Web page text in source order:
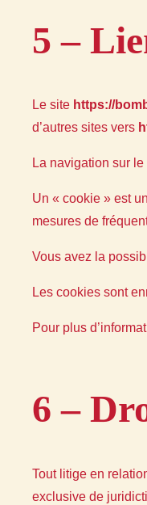
5 –
Le site https://
d’autres sites vers
La navigation sur le
Un « cookie » est
mesures de
Vous avez la
Les cookies sont
Pour plus
6 –
Tout litige en
exclusive de